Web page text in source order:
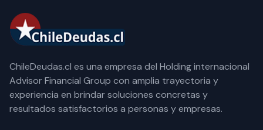
ChileDeudas.cl es una empresa del Holding internacional
Advisor Financial Group con amplia trayectoria y
experiencia en brindar soluciones concretas y
resultados satisfactorios a personas y empresas.